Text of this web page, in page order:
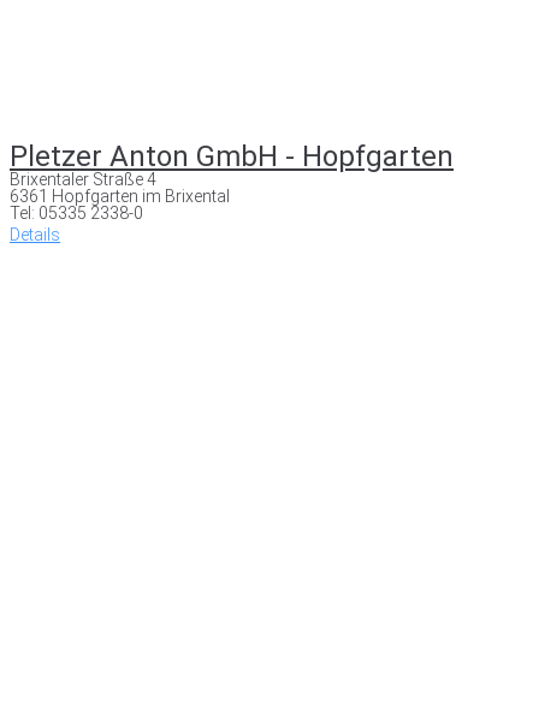
Pletzer Anton GmbH - Hopfgarten
Brixentaler Straße 4
6361 Hopfgarten im Brixental
Tel: 05335 2338-0
Details